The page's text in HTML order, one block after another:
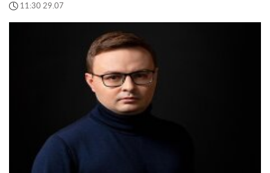
11:30 29.07